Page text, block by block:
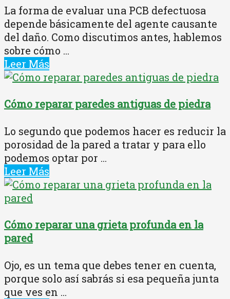
La forma de evaluar una PCB defectuosa
depende básicamente del agente causante
del daño. Como discutimos antes, hablemos
sobre cómo ...
Leer Más
Cómo reparar paredes antiguas de piedra
Lo segundo que podemos hacer es reducir la
porosidad de la pared a tratar y para ello
podemos optar por ...
Leer Más
Cómo reparar una grieta profunda en la
pared
Ojo, es un tema que debes tener en cuenta,
porque solo así sabrás si esa pequeña junta
que ves en ...